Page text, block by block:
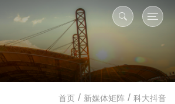
首页 / 新媒体矩阵 / 科大抖音